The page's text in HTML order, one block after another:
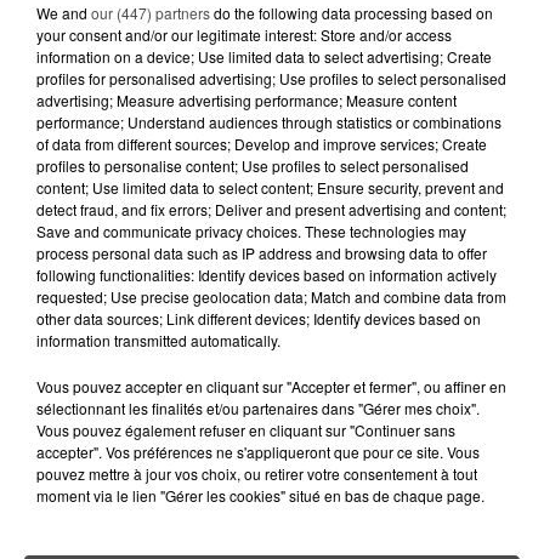
1er août 2026
UNE CHUTE FATALE DE 2 000
MÈTRES : UNE PARACHUTISTE DE
26 ANS PERD...
23 juillet 2026
DE VANNES À NANTES, LE FUTUR
BOMBARDIER D'EAU FRANÇAIS
PREND SON ENVOL
15 juillet 2026
GRANDES MARÉES DE L'ÉTÉ :
SIFFLETS, CIRÉS JAUNES ET
13 juillet 2026
CANICULE ET SÉCHERESSE : LES
APICULTEURS S'INQUIÈTENT
D'UNE RÉCOLTE...
We and our (447) partnersdo the following data processing based on
your consent and/or our legitimate interest: Store and/or access
information on a device; Use limited data to select advertising; Create
profiles for personalised advertising; Use profiles to select personalised
advertising; Measure advertising performance; Measure content
performance; Understand audiences through statistics or combinations
of data from different sources; Develop and improve services; Create
profiles to personalise content; Use profiles to select personalised
content; Use limited data to select content; Ensure security, prevent and
detect fraud, and fix errors; Deliver and present advertising and content;
Save and communicate privacy choices. These technologies may
process personal data such as IP address and browsing data to offer
following functionalities: Identify devices based on information actively
requested; Use precise geolocation data; Match and combine data from
other data sources; Link different devices; Identify devices based on
information transmitted automatically.
Vous pouvez accepter en cliquant sur "Accepter et fermer", ou affiner en
sélectionnant les finalités et/ou partenaires dans "Gérer mes choix".
Vous pouvez également refuser en cliquant sur "Continuer sans
accepter". Vos préférences ne s'appliqueront que pour ce site. Vous
pouvez mettre à jour vos choix, ou retirer votre consentement à tout
moment via le lien "Gérer les cookies" situé en bas de chaque page.